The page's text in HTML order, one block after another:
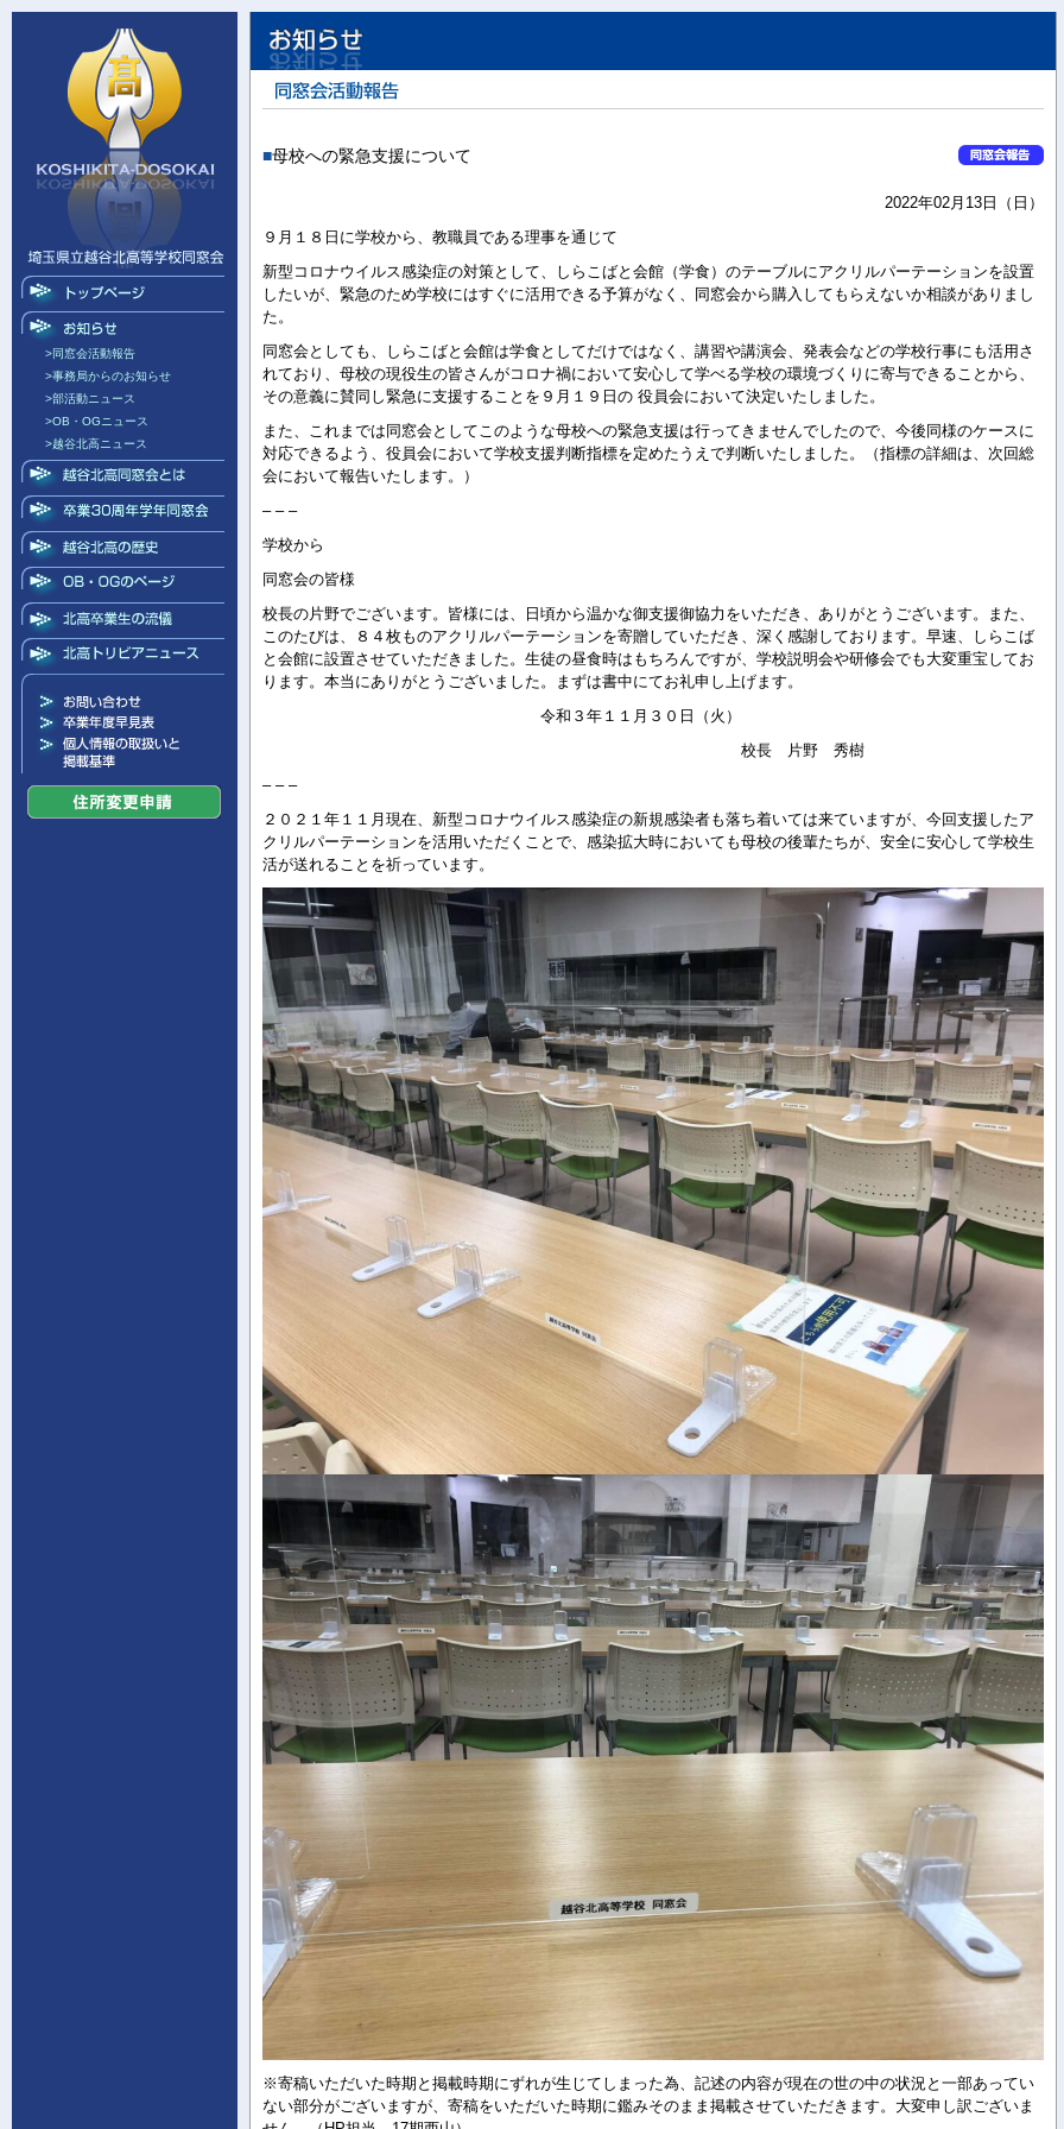
>同窓会活動報告
>事務局からのお知らせ
>部活動ニュース
>OB・OGニュース
>越谷北高ニュース
■母校への緊急支援について
2022年02月13日（日）
９月１８日に学校から、教職員である理事を通じて
新型コロナウイルス感染症の対策として、しらこばと会館（学食）のテーブルにアクリルパーテーションを設置
したいが、緊急のため学校にはすぐに活用できる予算がなく、同窓会から購入してもらえないか相談がありまし
た。
同窓会としても、しらこばと会館は学食としてだけではなく、講習や講演会、発表会などの学校行事にも活用さ
れており、母校の現役生の皆さんがコロナ禍において安心して学べる学校の環境づくりに寄与できることから、
その意義に賛同し緊急に支援することを９月１９日の 役員会において決定いたしました。
また、これまでは同窓会としてこのような母校への緊急支援は行ってきませんでしたので、今後同様のケースに
対応できるよう、役員会において学校支援判断指標を定めたうえで判断いたしました。（指標の詳細は、次回総
会において報告いたします。）
– – –
学校から
同窓会の皆様
校長の片野でございます。皆様には、日頃から温かな御支援御協力をいただき、ありがとうございます。また、
このたびは、８４枚ものアクリルパーテーションを寄贈していただき、深く感謝しております。早速、しらこば
と会館に設置させていただきました。生徒の昼食時はもちろんですが、学校説明会や研修会でも大変重宝してお
ります。本当にありがとうございました。まずは書中にてお礼申し上げます。
令和３年１１月３０日（火）
校長 片野 秀樹
– – –
２０２１年１１月現在、新型コロナウイルス感染症の新規感染者も落ち着いては来ていますが、今回支援したア
クリルパーテーションを活用いただくことで、感染拡大時においても母校の後輩たちが、安全に安心して学校生
活が送れることを祈っています。
※寄稿いただいた時期と掲載時期にずれが生じてしまった為、記述の内容が現在の世の中の状況と一部あってい
ない部分がございますが、寄稿をいただいた時期に鑑みそのまま掲載させていただきます。大変申し訳ございま